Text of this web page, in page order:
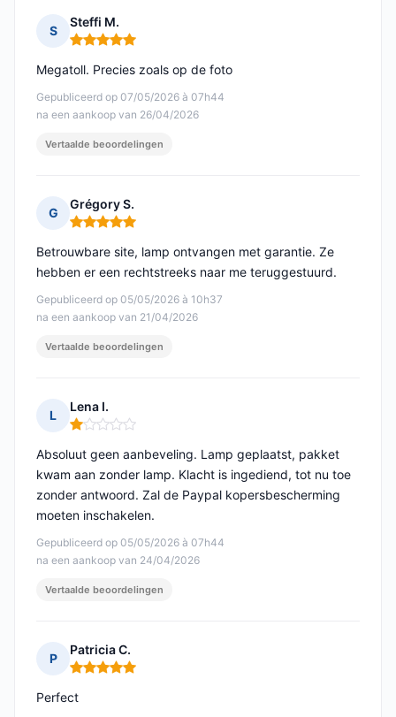
S
Steffi M.
Opmerking: 5 van 5
Gepubliceerd op 07/05/2026 à 07h44
na een aankoop van 26/04/2026
Megatoll. Precies zoals op de foto
Vertaalde beoordelingen
G
Grégory S.
Opmerking: 5 van 5
Gepubliceerd op 05/05/2026 à 10h37
na een aankoop van 21/04/2026
Betrouwbare site, lamp ontvangen met garantie. Ze
hebben er een rechtstreeks naar me teruggestuurd.
Vertaalde beoordelingen
L
Lena I.
Opmerking: 1 van 5
Gepubliceerd op 05/05/2026 à 07h44
na een aankoop van 24/04/2026
Absoluut geen aanbeveling. Lamp geplaatst, pakket
kwam aan zonder lamp. Klacht is ingediend, tot nu toe
zonder antwoord. Zal de Paypal kopersbescherming
moeten inschakelen.
Vertaalde beoordelingen
P
Patricia C.
Opmerking: 5 van 5
Perfect